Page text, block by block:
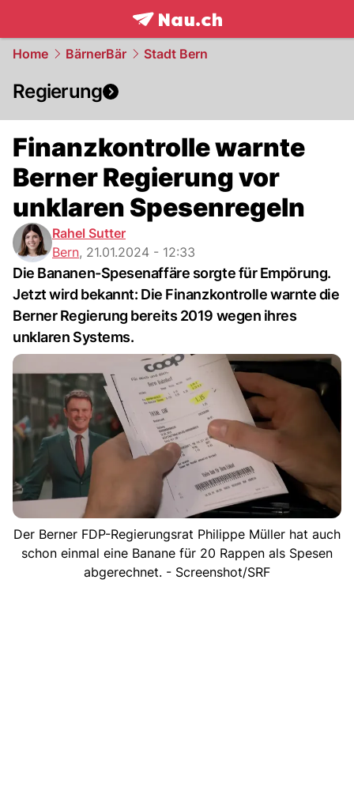
frontpage.NAU.ch
Home BärnerBär Stadt Bern
Regierung
Finanzkontrolle warnte
Berner Regierung vor
unklaren Spesenregeln
Rahel Sutter
Bern, 21.01.2024 - 12:33
Die Bananen-Spesenaffäre sorgte für Empörung.
Jetzt wird bekannt: Die Finanzkontrolle warnte die
Berner Regierung bereits 2019 wegen ihres
unklaren Systems.
Der Berner FDP-Regierungsrat Philippe Müller hat auch
schon einmal eine Banane für 20 Rappen als Spesen
abgerechnet. - Screenshot/SRF